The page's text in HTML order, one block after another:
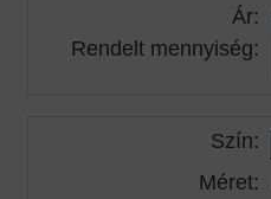
Ár:
Rendelt mennyiség:
Szín:
Méret: